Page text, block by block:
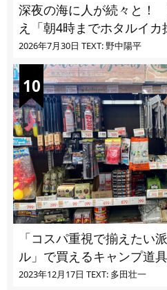
深夜の海に人が続々と！
え「朝4時までホタルイ
2026年7月30日 TEXT: 野中陽平
「コスパ重視で揃えたい派」に朗
ル」で買えるキャンプ道
2023年12月17日 TEXT: 多田壮一